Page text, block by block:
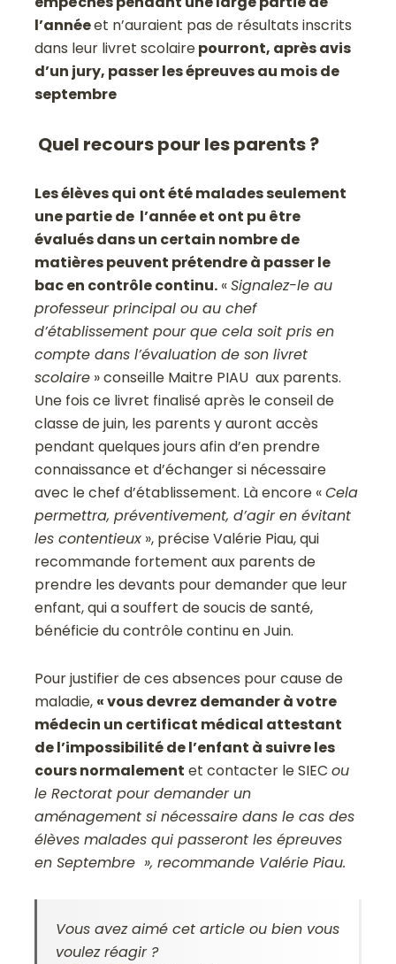
l’annéeet n’auraient pas de résultats inscrits
dans leur livret scolairepourront, après avis
d’un jury, passer les épreuves au mois de
septembre
Quel recours pour les parents ?
Les élèves qui ont été malades seulement
une partie de l’année et ont pu être
évalués dans un certain nombre de
matières peuvent prétendre à passer le
bac en contrôle continu. «Signalez-le au
professeur principal ou au chef
d’établissement pour que cela soit pris en
compte dans l’évaluation de son livret
scolaire » conseille Maitre PIAU aux parents.
Une fois ce livret finalisé après le conseil de
classe de juin, les parents y auront accès
pendant quelques jours afin d’en prendre
connaissance et d’échanger si nécessaire
avec le chef d’établissement. Là encore «Cela
permettra, préventivement, d’agir en évitant
les contentieux », précise Valérie Piau, qui
recommande fortement aux parents de
prendre les devants pour demander que leur
enfant, qui a souffert de soucis de santé,
bénéficie du contrôle continu en Juin.
Pour justifier de ces absences pour cause de
maladie, « vous devrez demander à votre
médecin un certificat médical attestant
de l’impossibilité de l’enfant à suivre les
cours normalement et contacter le SIECou
le Rectorat pour demander un
aménagement si nécessaire dans le cas des
élèves malades qui passeront les épreuves
en Septembre », recommande Valérie Piau.
Vous avez aimé cet article ou bien vous
voulez réagir ?